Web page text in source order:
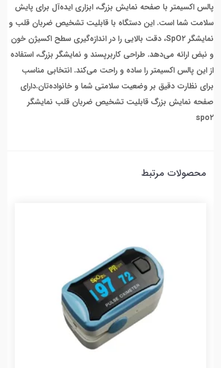
پالس اکسیمتر با صفحه نمایش بزرگ، ابزاری ایده‌آل برای پایش
سلامت شما است. این دستگاه با قابلیت تشخیص ضربان قلب و
نمایشگر SpO۲، دقت بالایی را در اندازه‌گیری سطح اکسیژن خون
و نبض ارائه می‌دهد. طراحی کاربرپسند و نمایشگر بزرگ، استفاده
از این پالس اکسیمتر را ساده و راحت می‌کند. انتخابی مناسب
برای نظارت دقیق بر وضعیت سلامتی شما و خانواده‌تان.دارای
صفحه نمایش بزرگ قابلیت تشخیص ضربان قلب نمایشگر
spo۲
محصولات مرتبط